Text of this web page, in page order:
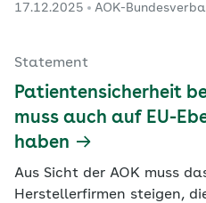
17.12.2025 AOK-
Statement
Patientensicherheit
muss auch auf EU-
haben
Aus Sicht der AOK muss
Herstellerfirmen steigen,